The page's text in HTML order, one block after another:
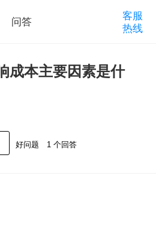
问答
客服
热线
成本主要因素是什
好问题 1 个回答